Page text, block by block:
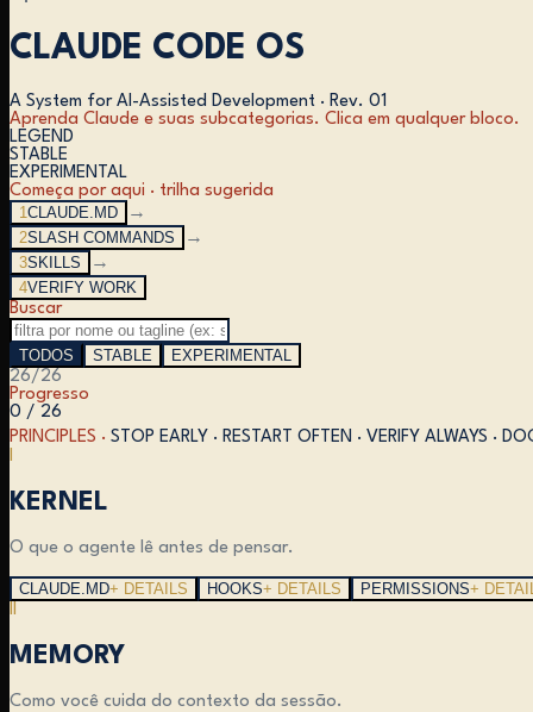
CLAUDE CODE OS
A System for AI-Assisted Development · Rev. 01
Aprenda Claude e suas subcategorias. Clica em qualquer bloco.
LEGEND
STABLE
EXPERIMENTAL
Começa por aqui · trilha sugerida
1 CLAUDE.MD
→
2SLASH COMMANDS
→
3SKILLS
→
4VERIFY WORK
Buscar
TODOS STABLE
EXPERIMENTAL
26/ 26
Progresso
0 / 26
PRINCIPLES · STOP EARLY · RESTART OFTEN · VERIFY ALWAYS ·
KERNEL
O que o agente lê antes de pensar.
CLAUDE.MD+ DETAILS HOOKS+ DETAILS PERMISSIONS+
MEMORY
Como você cuida do contexto da sessão.